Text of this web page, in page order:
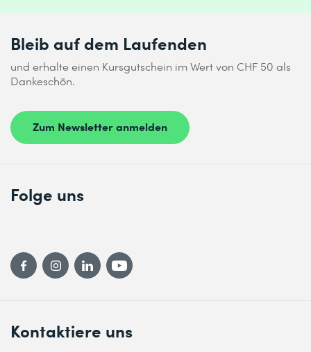
Bleib auf dem Laufenden
und erhalte einen Kursgutschein im Wert von CHF 50 als
Dankeschön.
Zum Newsletter anmelden
Kontaktiere uns
Folge uns